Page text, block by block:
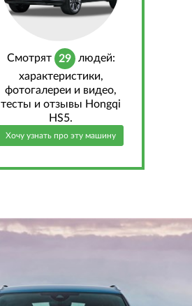
Cмотрят 29 людей:
характеристики,
фотогалереи и видео,
тесты и отзывы Hongqi
HS5.
Хочу узнать про эту машину